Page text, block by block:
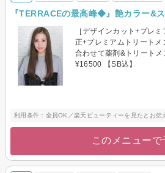
『TERRACEの最高峰◆』艶カラー&
［デザインカット+プレ
正+プレミアムトリート
合わせて薬剤&トリート
¥16500 【SB込】
利用条件：全員OK／楽天ビューティーを見たとお伝
このメニューで